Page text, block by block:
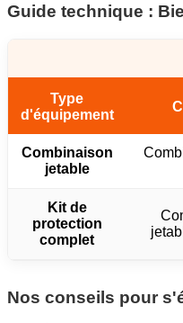
Guide technique :
Type
d'équipement
Combinaison
jetable
Kit de
protection
complet
Nos conseils pour